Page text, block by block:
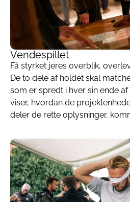
Vendespillet
Få styrket jeres overblik,
De to dele af holdet skal
som er spredt i hver sin ende
viser, hvordan de
deler de rette oplysninger,